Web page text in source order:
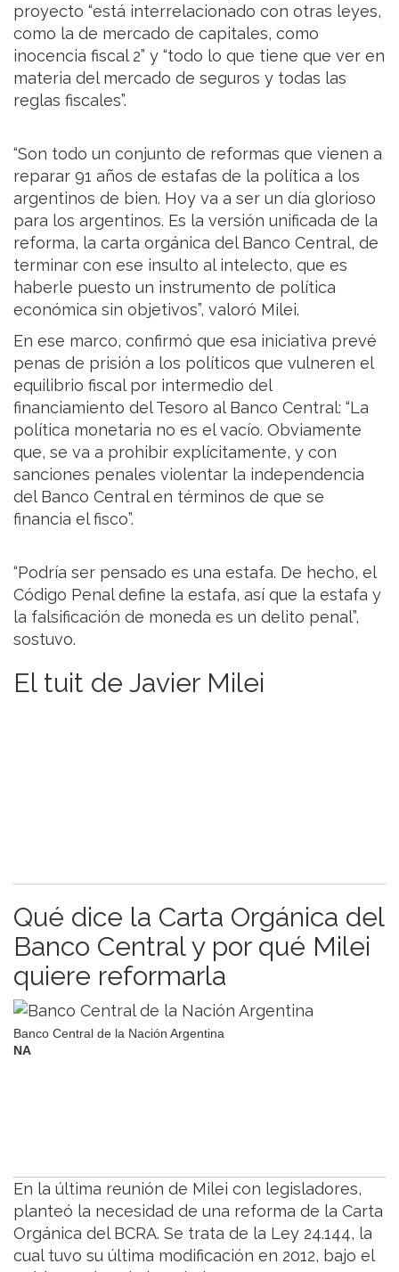
proyecto “está interrelacionado con otras leyes,
como la de mercado de capitales, como
inocencia fiscal 2” y “todo lo que tiene que ver en
materia del mercado de seguros y todas las
reglas fiscales”.
“Son todo un conjunto de reformas que vienen a
reparar 91 años de estafas de la política a los
argentinos de bien. Hoy va a ser un día glorioso
para los argentinos. Es la versión unificada de la
reforma, la carta orgánica del Banco Central, de
terminar con ese insulto al intelecto, que es
haberle puesto un instrumento de política
económica sin objetivos”, valoró Milei.
En ese marco, confirmó que esa iniciativa prevé
penas de prisión a los políticos que vulneren el
equilibrio fiscal por intermedio del
financiamiento del Tesoro al Banco Central: “La
política monetaria no es el vacío. Obviamente
que, se va a prohibir explícitamente, y con
sanciones penales violentar la independencia
del Banco Central en términos de que se
financia el fisco”.
“Podría ser pensado es una estafa. De hecho, el
Código Penal define la estafa, así que la estafa y
la falsificación de moneda es un delito penal”,
sostuvo.
El tuit de Javier Milei
Qué dice la Carta Orgánica del
Banco Central y por qué Milei
quiere reformarla
Banco Central de la Nación Argentina
NA
En la última reunión de Milei con legisladores,
planteó la necesidad de una reforma de la Carta
Orgánica del BCRA. Se trata de la Ley 24.144, la
cual tuvo su última modificación en 2012, bajo el